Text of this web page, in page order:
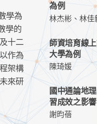
學為
學的
十二
作為
架構
來研
為例
林杰彬、林佳
師資培育線
大學為例
陳琦媛
國中通論地
習成效之影響
謝昀蓓